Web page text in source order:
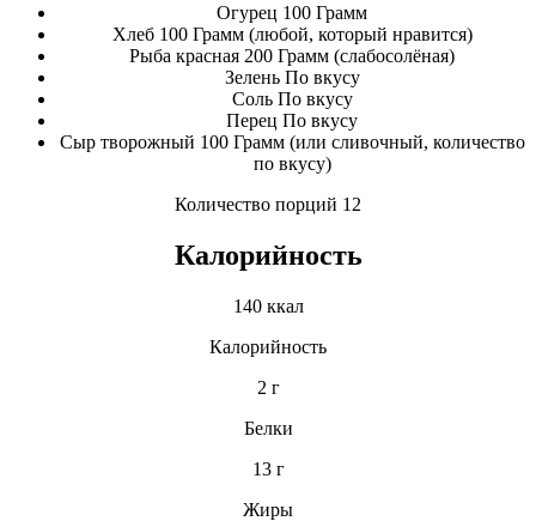
Огурец 100 Грамм
Хлеб 100 Грамм (любой, который нравится)
Рыба красная 200 Грамм (слабосолёная)
Зелень По вкусу
Соль По вкусу
Перец По вкусу
Сыр творожный 100 Грамм (или сливочный, количество
по вкусу)
Количество порций 12
Калорийность
140 ккал
Калорийность
2 г
Белки
13 г
Жиры